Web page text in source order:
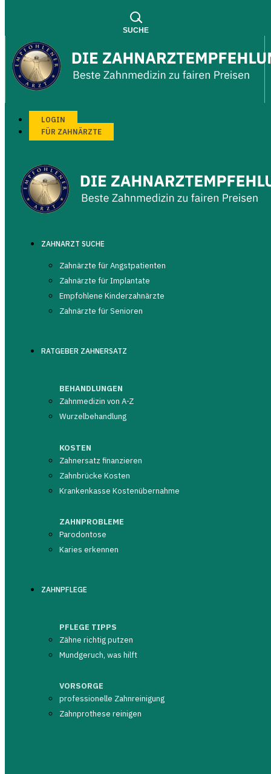
SUCHE
LOGIN
FÜR ZAHNÄRZTE
ZAHNARZT SUCHE
Zahnärzte für Angstpatienten
Zahnärzte für Implantate
Empfohlene Kinderzahnärzte
Zahnärzte für Senioren
RATGEBER ZAHNERSATZ
BEHANDLUNGEN
Zahnmedizin von A-Z
Wurzelbehandlung
KOSTEN
Zahnersatz finanzieren
Zahnbrücke Kosten
Krankenkasse Kostenübernahme
ZAHNPROBLEME
Parodontose
Karies erkennen
ZAHNPFLEGE
PFLEGE TIPPS
Zähne richtig putzen
Mundgeruch, was hilft
VORSORGE
professionelle Zahnreinigung
Zahnprothese reinigen
Dr. med. dent. Jürgen Kuchenmeister
+49 (0)8378 - 12 99
0 Bewertungen
aus 0 Quellen
☆☆☆☆☆
Zahnarzt empfehlen
Bewertungen lesen
+49 (0)8378 - 12 99
PROFILAUFRUFE
ARZT HOMEPAGE
NICHT EINGETRAGEN